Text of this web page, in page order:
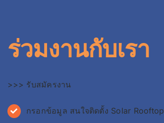
ร่วมงานกับเรา
>>> รับสมัครงาน
กรอกข้อมูล สนใจติดตั้ง Solar Rooftop